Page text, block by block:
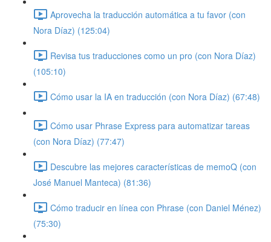
Aprovecha la traducción automática a tu favor (con
Nora Díaz) (125:04)
Revisa tus traducciones como un pro (con Nora Díaz)
(105:10)
Cómo usar la IA en traducción (con Nora Díaz) (67:48)
Cómo usar Phrase Express para automatizar tareas
(con Nora Díaz) (77:47)
Descubre las mejores características de memoQ (con
José Manuel Manteca) (81:36)
Cómo traducir en línea con Phrase (con Daniel Ménez)
(75:30)